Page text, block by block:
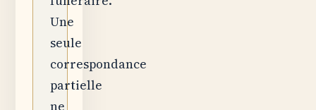
Une
seule
correspondance
partielle
ne